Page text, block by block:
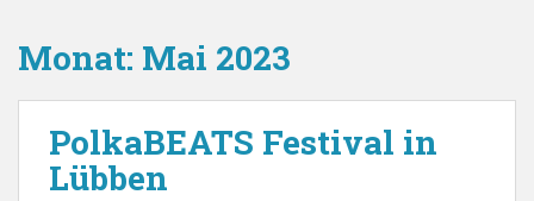
Monat: Mai 2023
PolkaBEATS Festival in
Lübben